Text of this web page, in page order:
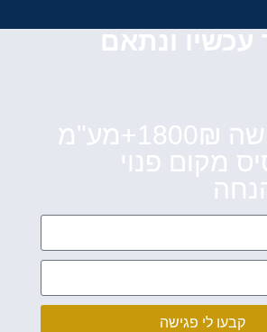
עכשיו ונתאם
עלות פגישה 1800₪+מע"מ
מקום פנוי
קבעו לי פגישה